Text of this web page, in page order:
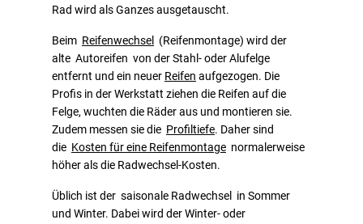
Rad wird als Ganzes ausgetauscht.
Beim Reifenwechsel
(Reifenmontage) wird der
alte Autoreifen von der Stahl- oder Alufelge
entfernt und ein neuer Reifen aufgezogen. Die
Profis in der Werkstatt ziehen die Reifen auf die
Felge, wuchten die Räder aus und montieren sie.
Zudem messen sie die Profiltiefe. Daher sind
die Kosten für eine Reifenmontage normalerweise
höher als die Radwechsel-Kosten.
Üblich ist der saisonale Radwechsel in Sommer
und Winter. Dabei wird der Winter- oder